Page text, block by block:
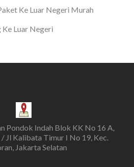
Ke Luar Negeri Murah
Luar Negeri
Pondok Indah Blok KK No 16 A,
Jl Kalibata Timur I No 19, Kec.
Jakarta Selatan